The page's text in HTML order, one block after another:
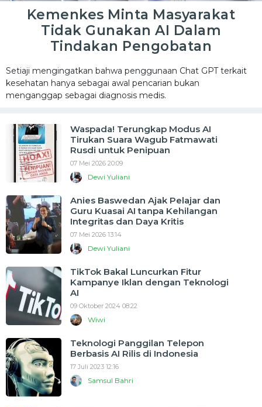
Kemenkes Minta Masyarakat
Tidak Gunakan AI Dalam
Tindakan Pengobatan
Setiaji mengingatkan bahwa penggunaan Chat GPT terkait
kesehatan hanya sebagai awal pencarian bukan
menganggap sebagai diagnosis medis.
Waspada! Terungkap Modus AI
Tirukan Suara Wagub Fatmawati
Rusdi untuk Penipuan
07 Mei 2026 20:09
Dewi Yuliani
Anies Baswedan Ajak Pelajar dan
Guru Kuasai AI tanpa Kehilangan
Integritas dan Daya Kritis
07 Mei 2026 13:14
Dewi Yuliani
TikTok Bakal Luncurkan Fitur
Kampanye Iklan dengan Teknologi
AI
09 Oktober 2024 08:22
Wiwi
Teknologi Panggilan Telepon
Berbasis AI Rilis di Indonesia
17 Juli 2023 12:16
Samsul Bahri